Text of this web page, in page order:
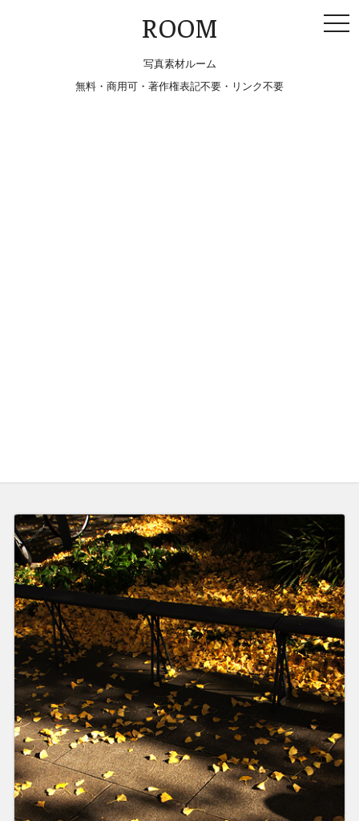
ROOM
写真素材ルーム
無料・商用可・著作権表記不要・リンク不要